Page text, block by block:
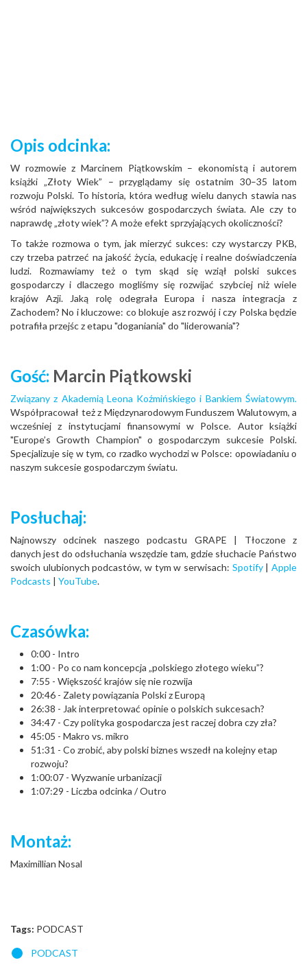
Opis odcinka:
W rozmowie z Marcinem Piątkowskim – ekonomistą i autorem
książki „Złoty Wiek” – przyglądamy się ostatnim 30–35 latom
rozwoju Polski. To historia, która według wielu danych stawia nas
wśród największych sukcesów gospodarczych świata. Ale czy to
naprawdę „złoty wiek”? A może efekt sprzyjających okoliczności?
To także rozmowa o tym, jak mierzyć sukces: czy wystarczy PKB,
czy trzeba patrzeć na jakość życia, edukację i realne doświadczenia
ludzi. Rozmawiamy też o tym skąd się wziął polski sukces
gospodarczy i dlaczego mogliśmy się rozwijać szybciej niż wiele
krajów Azji. Jaką rolę odegrała Europa i nasza integracja z
Zachodem? No i kluczowe: co blokuje asz rozwój i czy Polska będzie
potrafiła przejśc z etapu "doganiania" do "liderowania"?
Gość: Marcin Piątkowski
Związany z Akademią Leona Koźmińskiego i Bankiem Światowym.
Współpracował też z Międzynarodowym Funduszem Walutowym, a
wcześniej z instytucjami finansowymi w Polsce. Autor książki
"Europe’s Growth Champion" o gospodarczym sukcesie Polski.
Specjalizuje się w tym, co rzadko wychodzi w Polsce: opowiadaniu o
naszym sukcesie gospodarczym światu.
Posłuchaj:
Najnowszy odcinek naszego podcastu GRAPE | Tłoczone z
danych jest do odsłuchania wszędzie tam, gdzie słuchacie Państwo
swoich ulubionych podcastów, w tym w serwisach: Spotify|Apple
Podcasts | YouTube.
Czasówka:
0:00 - Intro
1:00 - Po co nam koncepcja „polskiego złotego wieku”?
7:55 - Większość krajów się nie rozwija
20:46 - Zalety powiązania Polski z Europą
26:38 - Jak interpretować opinie o polskich sukcesach?
34:47 - Czy polityka gospodarcza jest raczej dobra czy zła?
45:05 - Makro vs. mikro
51:31 - Co zrobić, aby polski biznes wszedł na kolejny etap
rozwoju?
1:00:07 - Wyzwanie urbanizacji
1:07:29 - Liczba odcinka / Outro
Montaż:
Maximillian Nosal
Tags: PODCAST
PODCAST